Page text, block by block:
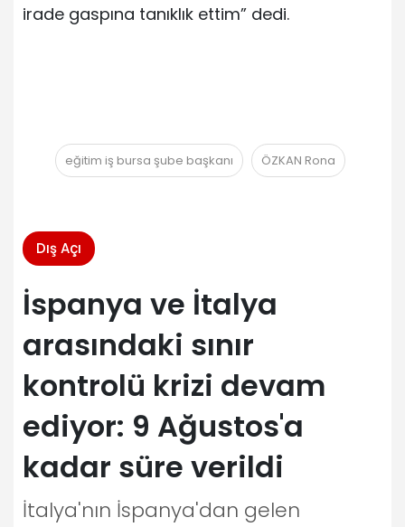
irade gaspına tanıklık ettim” dedi.
eğitim iş bursa şube başkanı ÖZKAN Rona
Dış Açı
İspanya ve İtalya
arasındaki sınır
kontrolü krizi devam
ediyor: 9 Ağustos'a
kadar süre verildi
İtalya'nın İspanya'dan gelen